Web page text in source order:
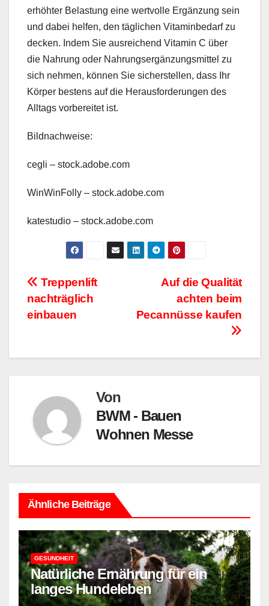
erhöhter Belastung eine wertvolle Ergänzung sein
und dabei helfen, den täglichen Vitaminbedarf zu
decken. Indem Sie ausreichend Vitamin C über
die Nahrung oder Nahrungsergänzungsmittel zu
sich nehmen, können Sie sicherstellen, dass Ihr
Körper bestens auf die Herausforderungen des
Alltags vorbereitet ist.
Bildnachweise:
cegli – stock.adobe.com
WinWinFolly – stock.adobe.com
katestudio – stock.adobe.com
BeitragsnavigationAuf die Qualität
achten beim
Pecannüsse kaufen
Treppenlift
nachträglich
einbauen
Von
BWM - Bauen
Wohnen Messe
Ähnliche Beiträge
GESUNDHEIT
Natürliche Ernährung für ein
langes Hundeleben